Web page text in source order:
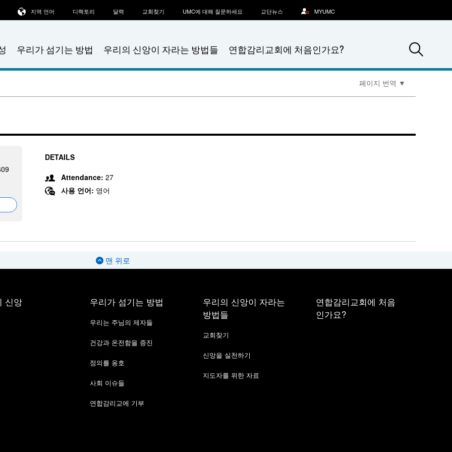
우리가 섬기는 방법 우리의 신앙이 자라는 방법들 연합감리교회에 처음인가요?
지역 언어 디렉토리 달력 교회찾기 UMC에 대해 질문하세요 교단뉴스 MYUMC
페이지 번역 ▼
DETAILS
Attendance: 27
사용 언어: 영어
맨 위로
신앙 우리가 섬기는 방법
우리는 주님의 제자들
건강과 온전함을 증진
정의를 옹호
사회 이슈들
연합감리교에 기부
우리의 신앙이 자라는
방법들
교회찾기
신앙을 실천하기
지도자를 위한 자료
연합감리교회에 처음
인가요?